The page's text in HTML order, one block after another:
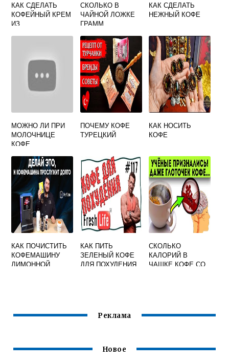
КАК СДЕЛАТЬ
КОФЕЙНЫЙ КРЕМ
ИЗ
СКОЛЬКО В
ЧАЙНОЙ ЛОЖКЕ
ГРАММ
ЗЕРЕН
КАК СДЕЛАТЬ
НЕЖНЫЙ КОФЕ
МОЖНО ЛИ ПРИ
МОЛОЧНИЦЕ
КОФЕ
ПОЧЕМУ КОФЕ
ТУРЕЦКИЙ
КАК НОСИТЬ
КОФЕ
КАК ПОЧИСТИТЬ
КОФЕМАШИНУ
ЛИМОННОЙ
КАК ПИТЬ
ЗЕЛЕНЫЙ КОФЕ
ДЛЯ ПОХУДЕНИЯ
СКОЛЬКО
КАЛОРИЙ В
ЧАШКЕ КОФЕ СО
Реклама
Новое